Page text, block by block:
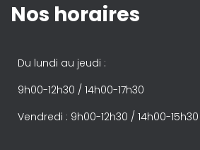
Nos horaires
Du lundi au jeudi :
9h00-12h30 / 14h00-17h30
Vendredi : 9h00-12h30 / 14h00-15h30